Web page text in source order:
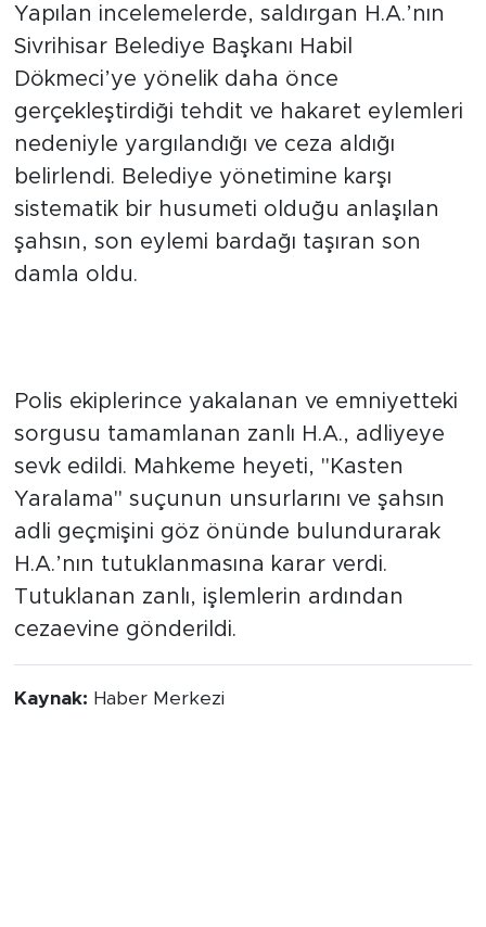
Yapılan incelemelerde, saldırgan H.A.’nın
Sivrihisar Belediye Başkanı Habil
Dökmeci’ye yönelik daha önce
gerçekleştirdiği tehdit ve hakaret eylemleri
nedeniyle yargılandığı ve ceza aldığı
belirlendi. Belediye yönetimine karşı
sistematik bir husumeti olduğu anlaşılan
şahsın, son eylemi bardağı taşıran son
damla oldu.
Polis ekiplerince yakalanan ve emniyetteki
sorgusu tamamlanan zanlı H.A., adliyeye
sevk edildi. Mahkeme heyeti, "Kasten
Yaralama" suçunun unsurlarını ve şahsın
adli geçmişini göz önünde bulundurarak
H.A.’nın tutuklanmasına karar verdi.
Tutuklanan zanlı, işlemlerin ardından
cezaevine gönderildi.
Kaynak: Haber Merkezi